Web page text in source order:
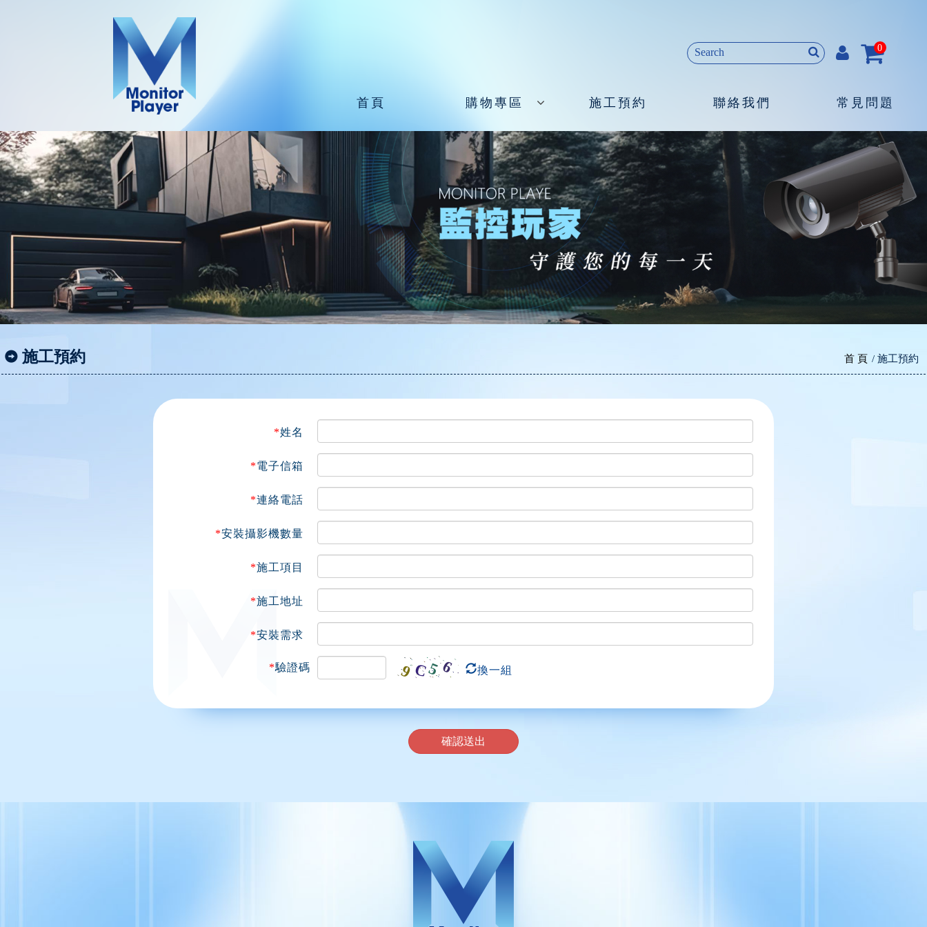
0
首頁 購物專區 施工預約 聯絡我們 常見問題
施工預約 首 頁 施工預約
*姓名
*電子信箱
*連絡電話
*安裝攝影機數量
*施工項目
*施工地址
*安裝需求
*驗證碼 換一組
確認送出